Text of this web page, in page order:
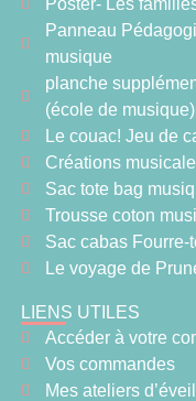
Poster- Les
Panneau
musique
planche
(école de musique)
Le couac! Jeu de
Créations
Sac tote bag
Trousse coton
Sac cabas Fourre-
Le voyage de
LIENS UTILES
Accéder à votre
Vos commandes
Mes ateliers